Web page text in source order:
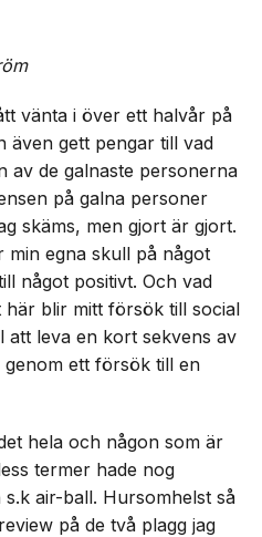
vänta i över ett halvår på
även gett pengar till vad
av de galnaste personerna
på galna personer
skäms, men gjort är gjort.
min egna skull på något
något positivt. Och vad
här blir mitt försök till social
att leva en kort sekvens av
ett försök till en
hela och någon som är
termer hade nog
air-ball. Hursomhelst så
på de två plagg jag